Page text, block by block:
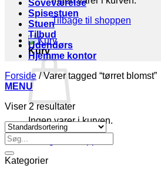
Tilbage til shoppen
Kurv
Ingen varer i kurven.
Soveværelse
Spisestuen
Stuen
Tilbud
Udendørs
Hjemme kontor
Forside /Varer tagged “tørret blomst”
MENU
Viser 2 resultater
Søg
efter:
Kategorier